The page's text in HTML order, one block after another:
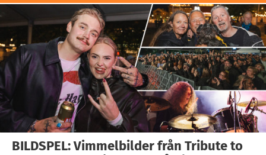
BILDSPEL: Vimmelbilder från Tribute to